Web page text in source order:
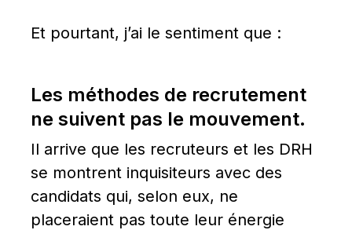
Et pourtant, j’ai le sentiment que :
Les méthodes de recrutement
ne suivent pas le mouvement.
Il arrive que les recruteurs et les DRH
se montrent inquisiteurs avec des
candidats qui, selon eux, ne
placeraient pas toute leur énergie